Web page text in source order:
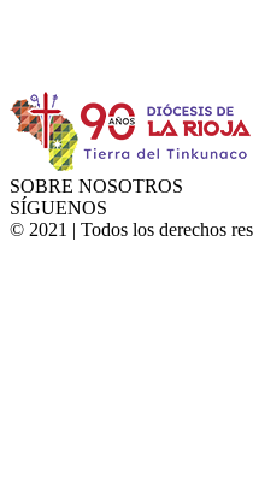
SOBRE NOSOTROS
SÍGUENOS
© 2021 | Todos los derechos